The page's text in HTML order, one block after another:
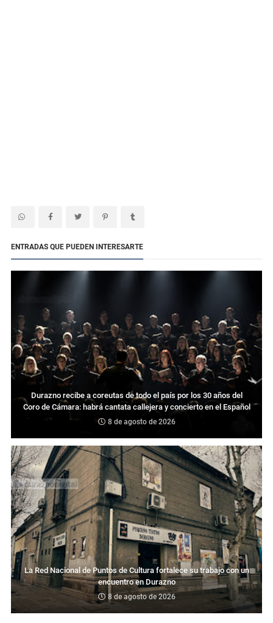
ENTRADAS QUE PUEDEN INTERESARTE
Durazno recibe a coreutas de todo el país por los 30 años del
Coro de Cámara: habrá cantata callejera y concierto en el Español
8 de agosto de 2026
La Red Nacional de Puntos de Cultura fortalece su trabajo con un
encuentro en Durazno
8 de agosto de 2026